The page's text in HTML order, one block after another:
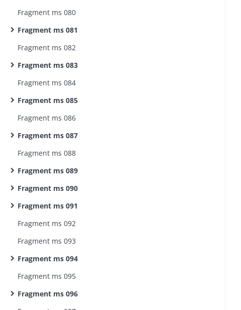
Fragment ms 080
Fragment ms 081
Fragment ms 082
Fragment ms 083
Fragment ms 084
Fragment ms 085
Fragment ms 086
Fragment ms 087
Fragment ms 088
Fragment ms 089
Fragment ms 090
Fragment ms 091
Fragment ms 092
Fragment ms 093
Fragment ms 094
Fragment ms 095
Fragment ms 096